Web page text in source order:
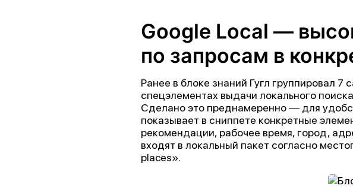
Google Local —
по запросам в
Ранее в блоке знаний Гугл группировал
спецэлементах выдачи локального
Сделано это преднамеренно — для
показывает в сниппете конкретные
рекомендации, рабочее время, город,
входят в локальный пакет согласно
places».